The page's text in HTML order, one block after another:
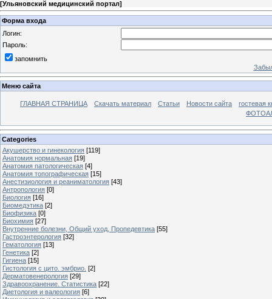
[Ульяновский медицинский портал]
Форма входа
Логин:
Пароль:
запомнить
Меню сайта
ГЛАВНАЯ СТРАНИЦА Скачать материал Статьи Новости сайта
гостевая
Categories
Акушерство и гинекология [119]
Анатомия нормальная [19]
Анатомия патологическая [4]
Анатомия топографическая [15]
Анестизиология и реаниматология [43]
Антропология [0]
Биология [16]
Биомедэтика [2]
Биофизика [0]
Биохимия [27]
Внутренние болезни, Общий уход, Пропедевтика [55]
Гастроэнтерология [32]
Гематология [13]
Генетика [2]
Гигиена [15]
Гистология с цито. эмбрио. [2]
Дерматовенерология [29]
Здравоохранение. Статистика [22]
Диетология и валеология [6]